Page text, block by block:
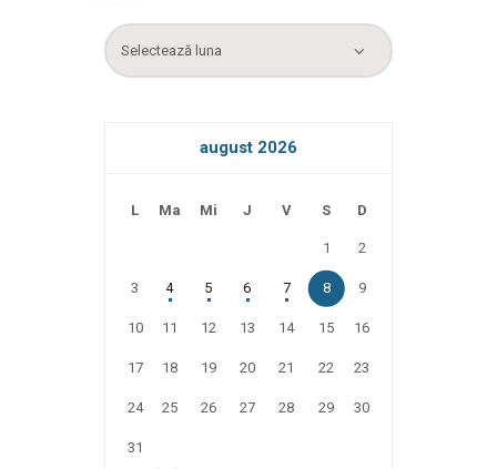
Arhiva
august 2026
L Ma Mi J V S D
1 2
3 4 5 6 7 8 9
10 11 12 13 14 15 16
17 18 19 20 21 22 23
24 25 26 27 28 29 30
31